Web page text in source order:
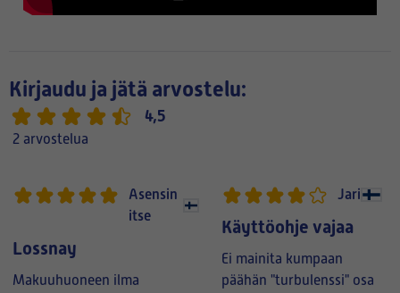
Kirjaudu ja jätä arvostelu:
4,5
2 arvostelua
Asensin
itse
Lossnay
Makuuhuoneen ilma
Jari
Käyttöohje vajaa
Ei mainita kumpaan
päähän "turbulenssi" osa